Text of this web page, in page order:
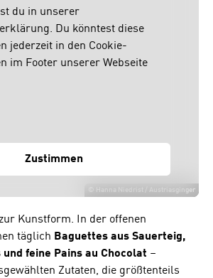
Hanna Niedrist / Austriasginger
du in unserer
Du könntest diese
jederzeit in den Cookie-
im Footer unserer Webseite
Zustimmen
Kunstform. In der offenen
täglich Baguettes aus Sauerteig,
feine Pains au Chocolat –
Zutaten, die größtenteils